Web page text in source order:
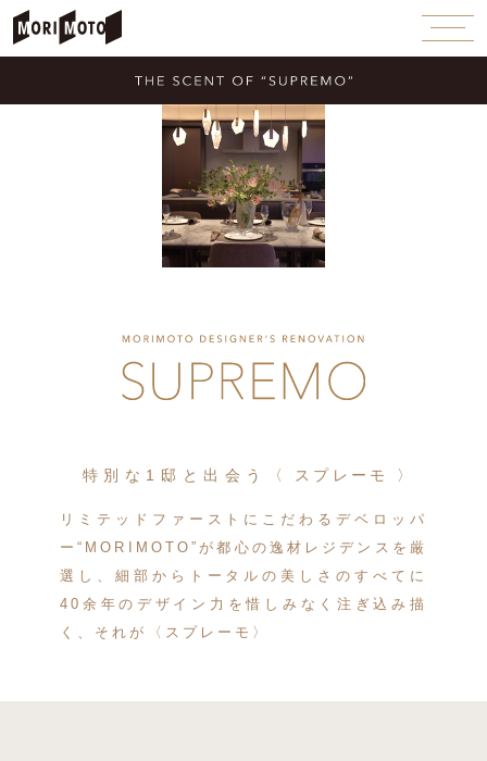
特別な1邸と出会う 〈 スプレーモ 〉
リミテッドファーストにこだわるデベロッパ
ー“MORIMOTO”が都心の逸材レジデンスを厳
選し、 細部からトータルの美しさのすべてに
40余年のデザイン力を惜しみなく注ぎ込み描
く、 それが〈スプレーモ〉